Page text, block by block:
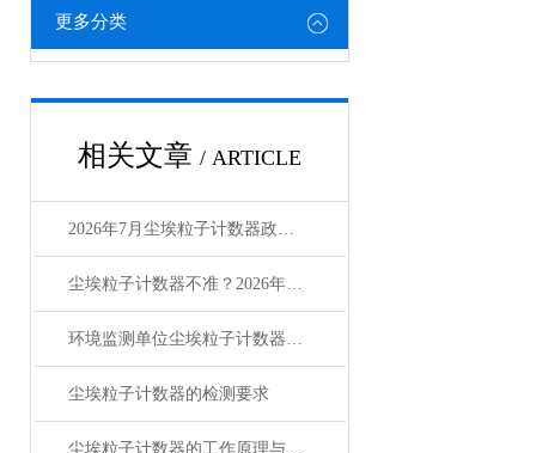
更多分类
相关文章 / ARTICLE
2026年7月尘埃粒子计数器政府采购合规选型指南
尘埃粒子计数器不准？2026年7步自检排除法
环境监测单位尘埃粒子计数器怎么选？2026年7月高性价比测评
尘埃粒子计数器的检测要求
尘埃粒子计数器的工作原理与使用注意事项